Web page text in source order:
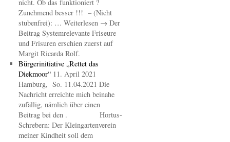
nicht. Ob das funktioniert ?
Zunehmend besser !!! – (Nicht
stubenfrei): … Weiterlesen → Der
Beitrag Systemrelevante Friseure
und Frisuren erschien zuerst auf
Margit Ricarda Rolf.
Bürgerinitiative „Rettet das
Diekmoor“ 11. April 2021
Hamburg, So. 11.04.2021 Die
Nachricht erreichte mich beinahe
zufällig, nämlich über einen
Beitrag bei den . Hortus-
Schrebern: Der Kleingartenverein
meiner Kindheit soll dem